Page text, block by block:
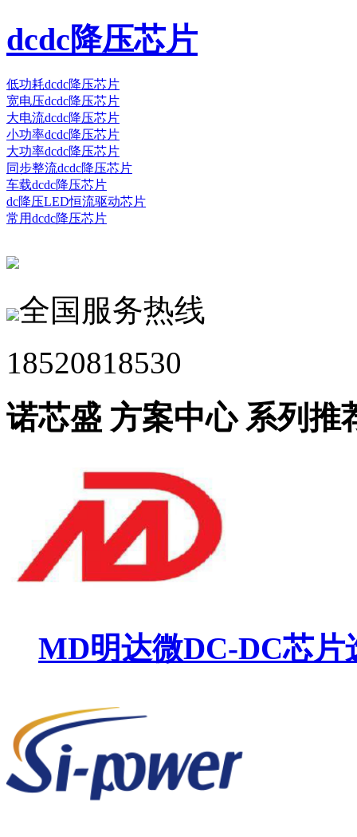
dcdc降压芯片
低功耗dcdc降压芯片
宽电压dcdc降压芯片
大电流dcdc降压芯片
小功率dcdc降压芯片
大功率dcdc降压芯片
同步整流dcdc降压芯片
车载dcdc降压芯片
dc降压LED恒流驱动芯片
常用dcdc降压芯片
全国服务热线
18520818530
诺芯盛 方案中心 系列推
MD明达微DC-DC芯片